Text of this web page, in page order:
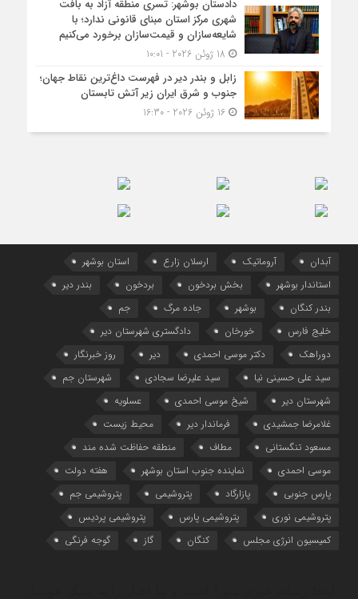
دادستان بوشهر: تسری منطقه آزاد به بافت
شهری مرکز استان مبنای قانونی ندارد؛ با
شایعه‌سازان و قیمت‌سازان برخورد می‌کنیم
زابل و بندر دیر در فهرست داغ‌ترین نقاط جهان؛
جنوب و شرق ایران زیر آتش تابستان
16 ژوئن 2026 - 16:30
آبدان آروماتیک ارسلان زارع
استان بوشهر
استاندار بوشهر
بخش بردخون بردخون
بندر دیر
بندر کنگان
بوشهر جاده مرگ
جم
خلیج فارس
خورخان
دادگستری شهرستان دیر
دوراهک
دکتر موسی احمدی دیر
روز خبرنگار
سید علی حسینی نیا
سید علیرضا سجادی
شهرستان جم
شهرستان دیر
شیخ موسی احمدی
عسلویه
غلامرضا جمشیدی
فرماندار دیر
محیط زیست
مسعود تنگستانی
مطاف
منطقه حفاظت شده مند
موسی احمدی
نماینده جنوب استان بوشهر
هفته دولت
پارس جنوبی
پازارگاد پتروشیمی
پتروشیمی جم
پتروشیمی نوری
پتروشیمی پارس
پتروشیمی پردیس
کمیسیون انرژی مجلس
کنگان گاز گوجه فرنگی